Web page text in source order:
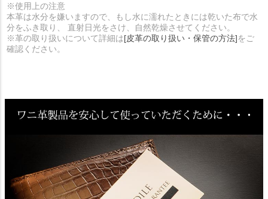
※使用上の注意
本革は水分を嫌いますので、もし水に濡れたときには乾いた布で水
分をふき取り、 直射日光をさけ、自然乾燥させてください。
※革の取り扱いについて詳細は[皮革の取り扱い・保管の方法]をご
確認ください。